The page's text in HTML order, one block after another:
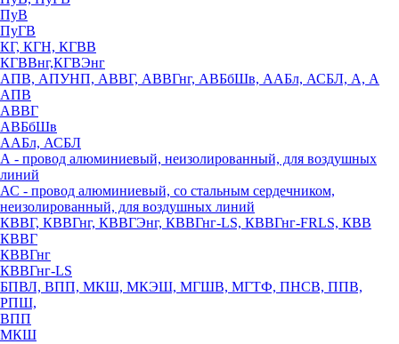
ПуВ
ПуГВ
КГ, КГН, КГВВ
КГВВнг,КГВЭнг
АПВ, АПУНП, АВВГ, АВВГнг, АВБбШв, ААБл, АСБЛ, А, А
АПВ
АВВГ
АВБбШв
ААБл, АСБЛ
А - провод алюминиевый, неизолированный, для воздушных
линий
АС - провод алюминиевый, со стальным сердечником,
неизолированный, для воздушных линий
КВВГ, КВВГнг, КВВГЭнг, КВВГнг-LS, КВВГнг-FRLS, КВВ
КВВГ
КВВГнг
КВВГнг-LS
БПВЛ, ВПП, МКШ, МКЭШ, МГШВ, МГТФ, ПНСВ, ППВ,
РПШ,
ВПП
МКШ